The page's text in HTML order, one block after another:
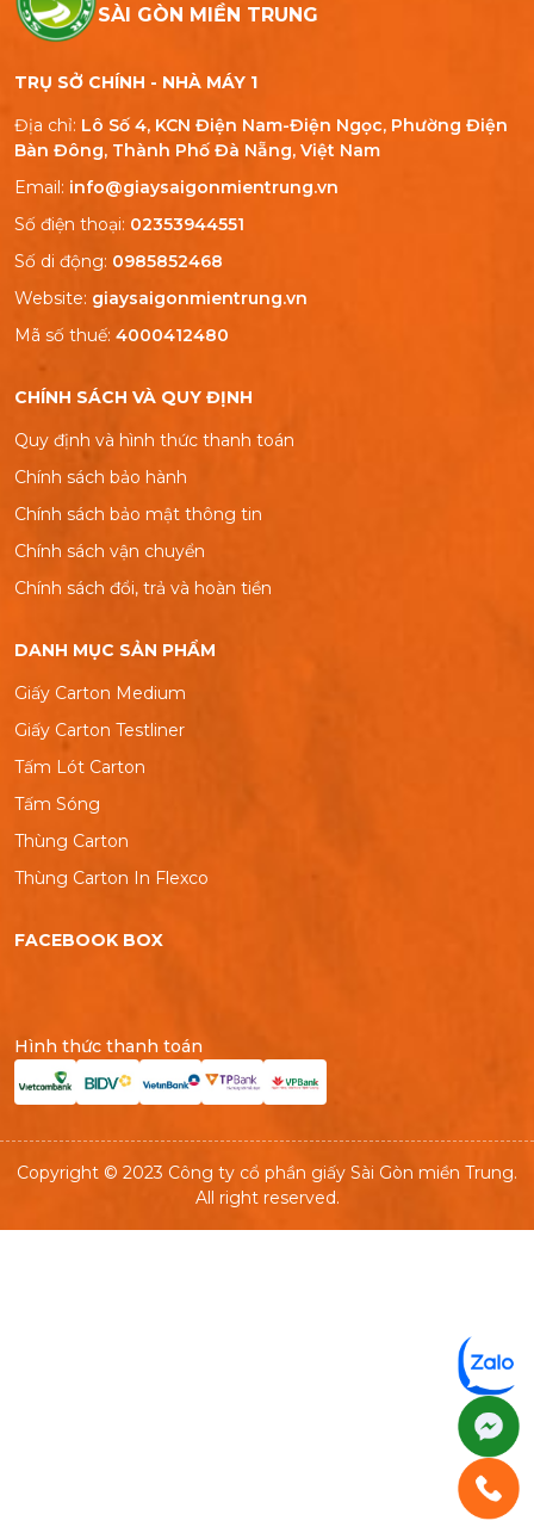
SÀI GÒN MIỀN TRUNG
TRỤ SỞ CHÍNH - NHÀ MÁY 1
Địa chỉ: Lô Số 4, KCN Điện Nam-Điện Ngọc, Phường Điện
Bàn Đông, Thành Phố Đà Nẵng, Việt Nam
Email: info@giaysaigonmientrung.vn
Số điện thoại: 02353944551
Số di động: 0985852468
Website: giaysaigonmientrung.vn
Mã số thuế: 4000412480
CHÍNH SÁCH VÀ QUY ĐỊNH
Quy định và hình thức thanh toán
Chính sách bảo hành
Chính sách bảo mật thông tin
Chính sách vận chuyển
Chính sách đổi, trả và hoàn tiền
DANH MỤC SẢN PHẨM
Giấy Carton Medium
Giấy Carton Testliner
Tấm Lót Carton
Tấm Sóng
Thùng Carton
Thùng Carton In Flexco
FACEBOOK BOX
Hình thức thanh toán
Copyright © 2023 Công ty cổ phần giấy Sài Gòn miền Trung.
All right reserved.